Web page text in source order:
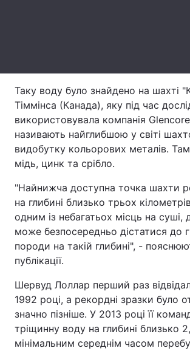
Тема оформлення
Таку воду було знайдено на шахті
Тіммінса (Канада), яку під час
використовувала компанія
називають найглибшою у світі
видобутку кольорових металів.
мідь, цинк та срібло.
"Найнижча доступна точка шахти
на глибині близько трьох
одним із небагатьох місць на суші,
може безпосередньо дістатися до
породи на такій глибині", -
публікації.
Шервуд Лоллар перший раз
1992 році, а рекордні зразки було
значно пізніше. У 2013 році її
тріщинну воду на глибині близько
мінімальним середнім часом